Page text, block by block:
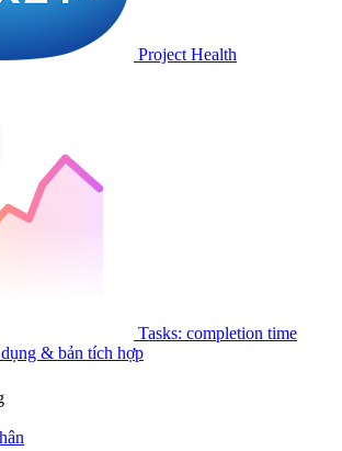
Project Health
Tasks: completion time
& bản tích hợp